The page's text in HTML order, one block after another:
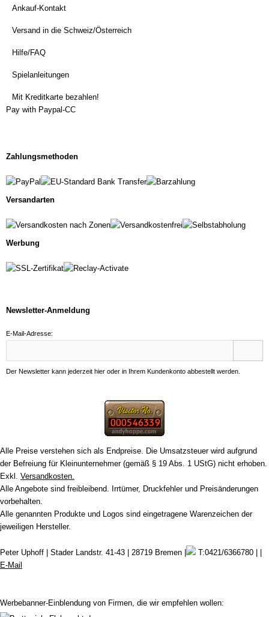
Ankauf-Kontakt
Versand in die Schweiz/Österreich
Hilfe/FAQ
Spielanleitungen
Mit Kreditkarte bezahlen!
Pay with Paypal-CC
Zahlungsmethoden
Versandarten
Werbung
Newsletter-Anmeldung
E-Mail-Adresse:
Der Newsletter kann jederzeit hier oder in Ihrem Kundenkonto abbestellt werden.
Alle Preise verstehen sich als Endpreise. Die Umsatzsteuer wird aufgrund
der Befreiung für Kleinunternehmer (gemäß § 19 Abs. 1 UStG) nicht erhoben.
Exkl. Versandkosten.
Alle Angebote sind freibleibend. Irrtümer, Druckfehler und Preisänderungen
vorbehalten.
Alle genannten Produkte und Logos sind eingetragene Warenzeichen der
jeweiligen Hersteller.
Peter Uphoff | Stader Landstr. 41-43 | 28719 Bremen |
T:0421/6366780 | |
E-Mail
Werbebanner-Einblendung von Firmen, die wir empfehlen wollen: